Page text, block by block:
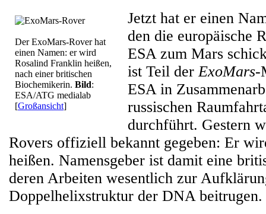
Der ExoMars-Rover hat
einen Namen: er wird
Rosalind Franklin heißen,
nach einer britischen
Biochemikerin. Bild:
ESA/ATG medialab
[Großansicht]
Jetzt hat er einen
den die europäische
ESA zum Mars
ist Teil derExoMars-
ESA in
russischen
durchführt. Gestern
Rovers offiziell bekannt gegeben: Er
heißen. Namensgeber ist damit eine
deren Arbeiten wesentlich zur
Doppelhelixstruktur der DNA beitrugen.